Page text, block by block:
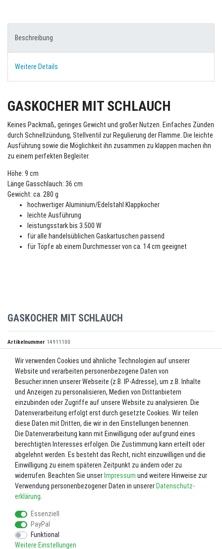
Beschreibung
Weitere Details
GASKOCHER MIT SCHLAUCH
Keines Packmaß, geringes Gewicht und großer Nutzen. Einfaches Zünden
durch Schnellzündung, Stellventil zur Regulierung der Flamme. Die leichte
Ausführung sowie die Möglichkeit ihn zusammen zu klappen machen ihn
zu einem perfekten Begleiter.
Höhe: 9 cm
Länge Gasschlauch: 36 cm
Gewicht: ca. 280 g
hochwertiger Aluminium/Edelstahl Klappkocher
leichte Ausführung
leistungsstark bis 3.500 W
für alle handelsüblichen Gaskartuschen passend
für Töpfe ab einem Durchmesser von ca. 14 cm geeignet
GASKOCHER MIT SCHLAUCH
Artikelnummer 14911100
25,00 EUR*
Nicht lagernd. Bitte fragen Sie uns vor einer Bestellung. 02602-8727
In den Warenkorb
Wunschliste
* inkl. ges. MwSt. zzgl. Versandkosten
Wir verwenden Cookies und ähnliche Technologien auf unserer
Website und verarbeiten personenbezogene Daten von
Besucher:innen unserer Webseite (z.B. IP-Adresse), um z.B. Inhalte
und Anzeigen zu personalisieren, Medien von Drittanbietern
einzubinden oder Zugriffe auf unsere Website zu analysieren. Die
Datenverarbeitung erfolgt erst durch gesetzte Cookies. Wir teilen
diese Daten mit Dritten, die wir in den Einstellungen benennen.
Die Datenverarbeitung kann mit Einwilligung oder aufgrund eines
berechtigten Interesses erfolgen. Die Zustimmung kann erteilt oder
abgelehnt werden. Es besteht das Recht, nicht einzuwilligen und die
Einwilligung zu einem späteren Zeitpunkt zu ändern oder zu
widerrufen. Beachten Sie unser Impressum und weitere Hinweise zur
Verwendung personenbezogener Daten in unserer Daten­schutz­
erklärung
Essenziell
PayPal
Funktional
Weitere Einstellungen